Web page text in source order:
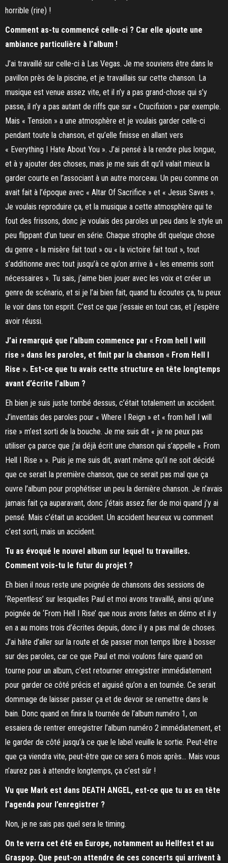
horrible (rire) !
Comment as-tu commencé celle-ci ? Car elle ajoute une
ambiance particulière à l’album !
J’ai travaillé sur celle-ci à Las Vegas. Je me souviens être dans le
pavillon près de la piscine, et je travaillais sur cette chanson. La
musique est venue assez vite, et il n’y a pas grand-chose qui s’y
passe, il n’y a pas autant de riffs que sur « Crucifixion » par exemple.
Mais « Tension » a une atmosphère et je voulais garder celle-ci
pendant toute la chanson, et qu’elle finisse en allant vers
« Everything I Hate About You ». J’ai pensé à la rendre plus longue,
et à y ajouter des choses, mais je me suis dit qu’il valait mieux la
garder courte en l’associant à un autre morceau. Un peu comme on
avait fait à l’époque avec « Altar Of Sacrifice » et « Jesus Saves ».
Je voulais reproduire ça, et la musique a cette atmosphère qui te
fout des frissons, donc je voulais des paroles un peu dans le style un
peu flippant d’un tueur en série. Chaque strophe dit quelque chose
du genre « la misère fait tout » ou « la victoire fait tout », tout
s’additionne avec tout jusqu’à ce qu’on arrive à « les ennemis sont
nécessaires ». Tu sais, j’aime bien jouer avec les voix et créer un
genre de scénario, et si je l’ai bien fait, quand tu écoutes ça, tu peux
le voir dans ton esprit. C’est ce que j’essaie en tout cas, et j’espère
avoir réussi.
J’ai remarqué que l’album commence par « From hell I will
rise » dans les paroles, et finit par la chanson « From Hell I
Rise ». Est-ce que tu avais cette structure en tête longtemps
avant d’écrite l’album ?
Eh bien je suis juste tombé dessus, c’était totalement un accident.
J’inventais des paroles pour « Where I Reign » et « from hell I will
rise » m’est sorti de la bouche. Je me suis dit « je ne peux pas
utiliser ça parce que j’ai déjà écrit une chanson qui s’appelle « From
Hell I Rise » ». Puis je me suis dit, avant même qu’il ne soit décidé
que ce serait la première chanson, que ce serait pas mal que ça
ouvre l’album pour prophétiser un peu la dernière chanson. Je n’avais
jamais fait ça auparavant, donc j’étais assez fier de moi quand j’y ai
pensé. Mais c’était un accident. Un accident heureux vu comment
c’est sorti, mais un accident.
Tu as évoqué le nouvel album sur lequel tu travailles.
Comment vois-tu le futur du projet ?
Eh bien il nous reste une poignée de chansons des sessions de
‘Repentless’ sur lesquelles Paul et moi avons travaillé, ainsi qu’une
poignée de ‘From Hell I Rise’ que nous avons faites en démo et il y
en a au moins trois d’écrites depuis, donc il y a pas mal de choses.
J’ai hâte d’aller sur la route et de passer mon temps libre à bosser
sur des paroles, car ce que Paul et moi voulons faire quand on
tourne pour un album, c’est retourner enregistrer immédiatement
pour garder ce côté précis et aiguisé qu’on a en tournée. Ce serait
dommage de laisser passer ça et de devoir se remettre dans le
bain. Donc quand on finira la tournée de l’album numéro 1, on
essaiera de rentrer enregistrer l’album numéro 2 immédiatement, et
le garder de côté jusqu’à ce que le label veuille le sortie. Peut-être
que ça viendra vite, peut-être que ce sera 6 mois après… Mais vous
n’aurez pas à attendre longtemps, ça c’est sûr !
Vu que Mark est dans DEATH ANGEL, est-ce que tu as en tête
l’agenda pour l’enregistrer ?
Non, je ne sais pas quel sera le timing.
On te verra cet été en Europe, notamment au Hellfest et au
Graspop. Que peut-on attendre de ces concerts qui arrivent à